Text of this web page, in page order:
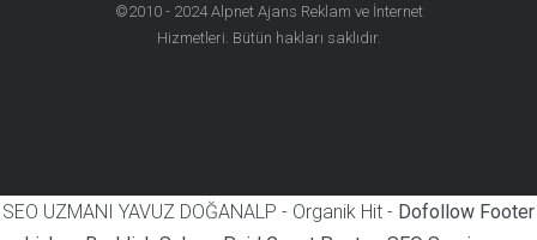
©2010 - 2024Alpnet Ajans Reklam ve İnternet
Hizmetleri . Bütün hakları saklıdır.
SEO UZMANI YAVUZ DOĞANALP - Organik Hit - Dofollow Footer